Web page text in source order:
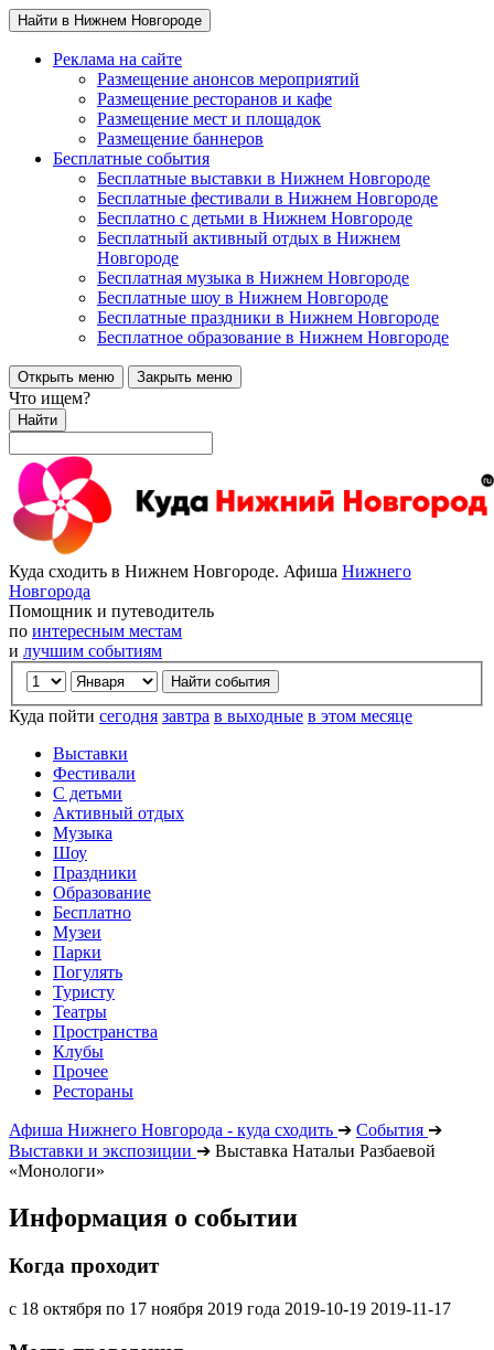
Найти в Нижнем Новгороде
Реклама на сайте
Размещение анонсов мероприятий
Размещение ресторанов и кафе
Размещение мест и площадок
Размещение баннеров
Бесплатные события
Бесплатные выставки в Нижнем Новгороде
Бесплатные фестивали в Нижнем Новгороде
Бесплатно с детьми в Нижнем Новгороде
Бесплатный активный отдых в Нижнем
Новгороде
Бесплатная музыка в Нижнем Новгороде
Бесплатные шоу в Нижнем Новгороде
Бесплатные праздники в Нижнем Новгороде
Бесплатное образование в Нижнем Новгороде
Открыть меню Закрыть меню
Что ищем?
Найти
Куда сходить в Нижнем Новгороде. Афиша Нижнего
Новгорода
Помощник и путеводитель
по интересным местам
и лучшим событиям
Куда пойти сегодня завтра в выходные в этом месяце
Выставки
Фестивали
С детьми
Активный отдых
Музыка
Шоу
Праздники
Образование
Бесплатно
Музеи
Парки
Погулять
Туристу
Театры
Пространства
Клубы
Прочее
Рестораны
Афиша Нижнего Новгорода - куда сходить ➔ События ➔
Выставки и экспозиции ➔ Выставка Натальи Разбаевой
«Монологи»
Информация о событии
Когда проходит
с 18 октября по 17 ноября 2019 года 2019-10-19 2019-11-17